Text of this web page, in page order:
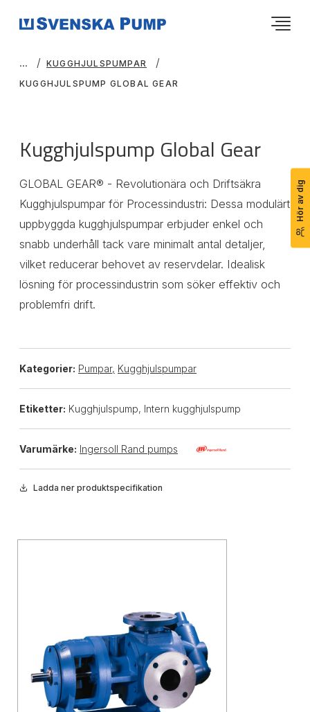
Hör av dig
KUGGHJULSPUMPAR
KUGGHJULSPUMP GLOBAL GEAR
Kugghjulspump Global Gear
GLOBAL GEAR® - Revolutionära och Driftsäkra
Kugghjulspumpar för Processindustri: Dessa modulärt
uppbyggda kugghjulspumpar erbjuder enkel och
snabb underhåll tack vare minimalt antal detaljer,
vilket reducerar behovet av reservdelar. Idealisk
lösning för processindustrin som söker effektiv och
problemfri drift.
Kategorier: Pumpar, Kugghjulspumpar
Etiketter: Kugghjulspump, Intern kugghjulspump
Varumärke: Ingersoll Rand pumps
Ladda ner produktspecifikation